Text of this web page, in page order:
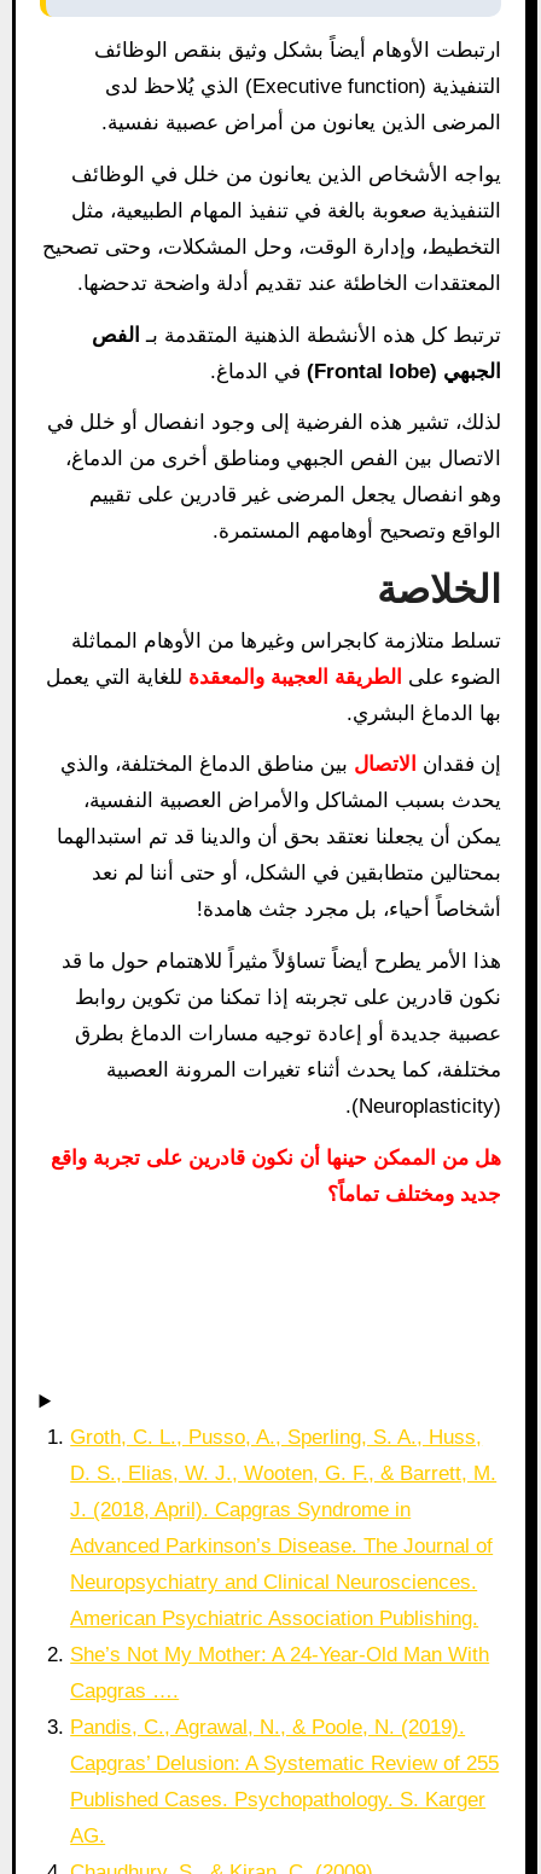
ارتبطت الأوهام أيضاً بشكل وثيق بنقص الوظائف
التنفيذية (Executive function) الذي يُلاحظ لدى
المرضى الذين يعانون من أمراض عصبية نفسية.
يواجه الأشخاص الذين يعانون من خلل في الوظائف
التنفيذية صعوبة بالغة في تنفيذ المهام الطبيعية، مثل
التخطيط، وإدارة الوقت، وحل المشكلات، وحتى تصحيح
المعتقدات الخاطئة عند تقديم أدلة واضحة تدحضها.
ترتبط كل هذه الأنشطة الذهنية المتقدمة بـ الفص
الجبهي (Frontal lobe)
في الدماغ.
لذلك، تشير هذه الفرضية إلى وجود انفصال أو خلل في
الاتصال بين الفص الجبهي ومناطق أخرى من الدماغ،
وهو انفصال يجعل المرضى غير قادرين على تقييم
الواقع وتصحيح أوهامهم المستمرة.
الخلاصة
تسلط متلازمة كابجراس وغيرها من الأوهام المماثلة
الضوء على الطريقة العجيبة والمعقدة للغاية التي يعمل
بها الدماغ البشري.
إن فقدان الاتصال بين مناطق الدماغ المختلفة، والذي
يحدث بسبب المشاكل والأمراض العصبية النفسية،
يمكن أن يجعلنا نعتقد بحق أن والدينا قد تم استبدالهما
بمحتالين متطابقين في الشكل، أو حتى أننا لم نعد
أشخاصاً أحياء، بل مجرد جثث هامدة!
هذا الأمر يطرح أيضاً تساؤلاً مثيراً للاهتمام حول ما قد
نكون قادرين على تجربته إذا تمكنا من تكوين روابط
عصبية جديدة أو إعادة توجيه مسارات الدماغ بطرق
مختلفة، كما يحدث أثناء تغيرات المرونة العصبية
(Neuroplasticity).
هل من الممكن حينها أن نكون قادرين على تجربة واقع
جديد ومختلف تماماً؟
Groth, C. L., Pusso, A., Sperling, S. A., Huss,
D. S., Elias, W. J., Wooten, G. F., & Barrett, M.
J. (2018, April). Capgras Syndrome in
Advanced Parkinson’s Disease. The Journal of
Neuropsychiatry and Clinical Neurosciences.
American Psychiatric Association Publishing.
She’s Not My Mother: A 24-Year-Old Man With
Capgras ….
Pandis, C., Agrawal, N., & Poole, N. (2019).
Capgras’ Delusion: A Systematic Review of 255
Published Cases. Psychopathology. S. Karger
AG.